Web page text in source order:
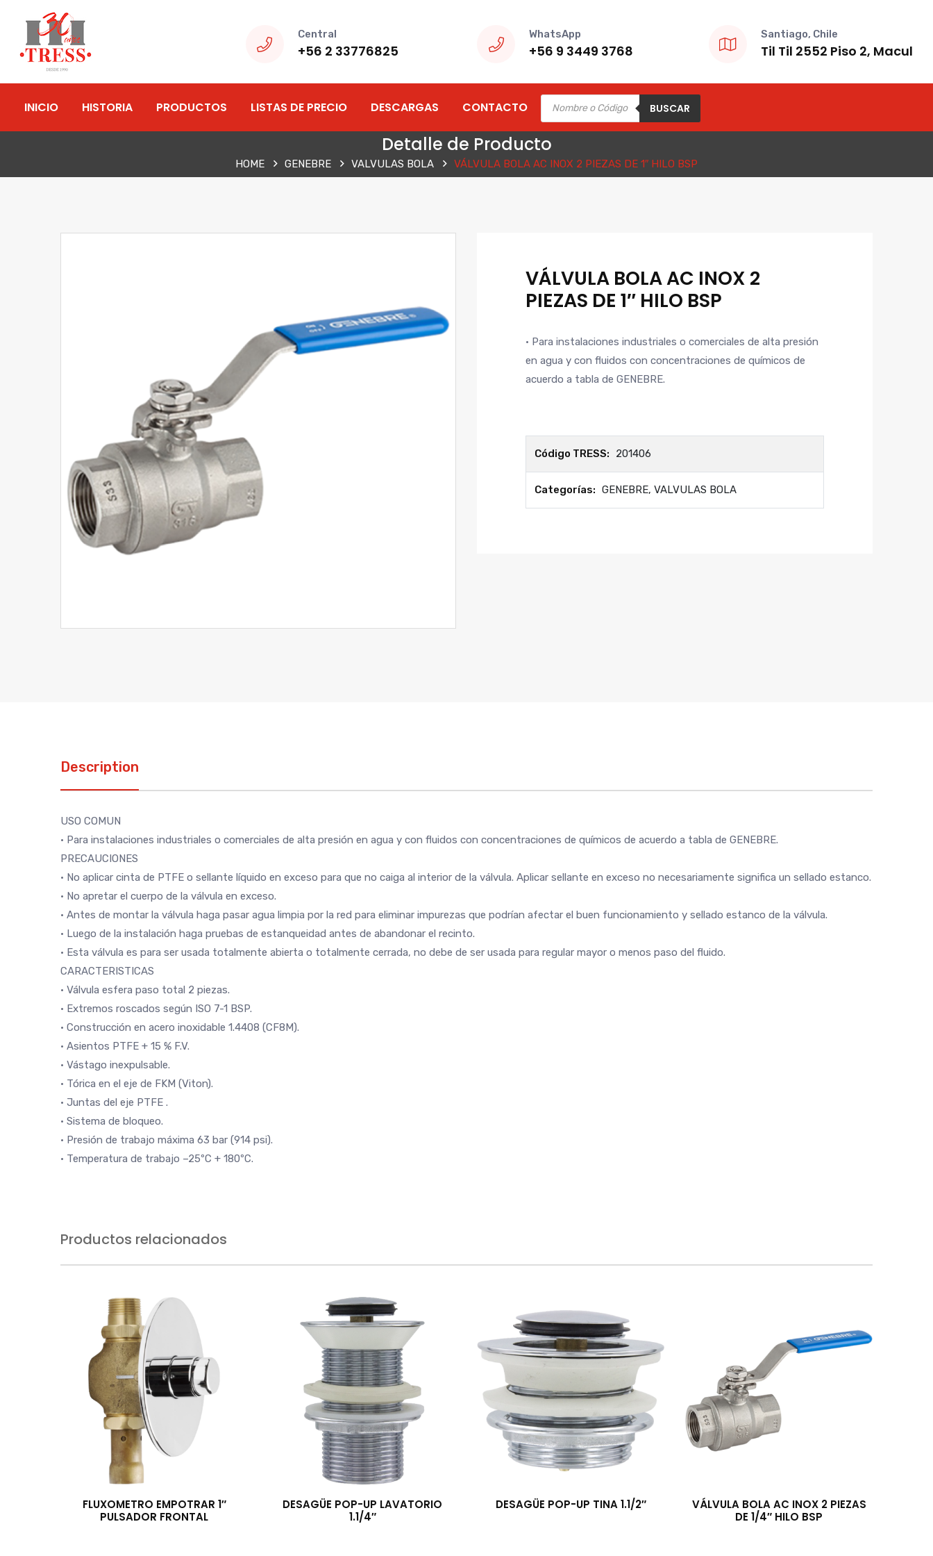
Central
+56 2 33776825
WhatsApp
+56 9 3449 3768
Santiago, Chile
Til Til 2552 Piso 2, Macul
INICIO HISTORIA PRODUCTOS LISTAS DE PRECIO DESCARGAS CONTACTO
Products
search
BUSCAR
Detalle de Producto
HOME GENEBRE VALVULAS BOLA VÁLVULA BOLA AC INOX 2 PIEZAS DE 1″ HILO BSP
VÁLVULA BOLA AC INOX 2
PIEZAS DE 1″ HILO BSP
• Para instalaciones industriales o comerciales de alta presión
en agua y con fluidos con concentraciones de químicos de
acuerdo a tabla de GENEBRE.
Código TRESS: 201406
Categorías: GENEBRE, VALVULAS BOLA
Description
USO COMUN
• Para instalaciones industriales o comerciales de alta presión en agua y con fluidos con concentraciones de químicos de acuerdo a tabla de GENEBRE.
PRECAUCIONES
• No aplicar cinta de PTFE o sellante líquido en exceso para que no caiga al interior de la válvula. Aplicar sellante en exceso no necesariamente significa un sellado estanco.
• No apretar el cuerpo de la válvula en exceso.
• Antes de montar la válvula haga pasar agua limpia por la red para eliminar impurezas que podrían afectar el buen funcionamiento y sellado estanco de la válvula.
• Luego de la instalación haga pruebas de estanqueidad antes de abandonar el recinto.
• Esta válvula es para ser usada totalmente abierta o totalmente cerrada, no debe de ser usada para regular mayor o menos paso del fluido.
CARACTERISTICAS
• Válvula esfera paso total 2 piezas.
• Extremos roscados según ISO 7-1 BSP.
• Construcción en acero inoxidable 1.4408 (CF8M).
• Asientos PTFE + 15 % F.V.
• Vástago inexpulsable.
• Tórica en el eje de FKM (Viton).
• Juntas del eje PTFE .
• Sistema de bloqueo.
• Presión de trabajo máxima 63 bar (914 psi).
• Temperatura de trabajo –25ºC + 180ºC.
Productos relacionados
FLUXOMETRO EMPOTRAR 1″
PULSADOR FRONTAL
DESAGÜE POP-UP LAVATORIO
1.1/4″
DESAGÜE POP-UP TINA 1.1/2″
VÁLVULA BOLA AC INOX 2 PIEZAS
DE 1/4″ HILO BSP